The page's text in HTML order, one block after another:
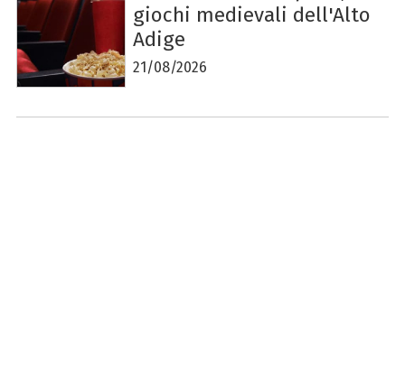
giochi medievali dell'Alto
Adige
21/08/2026